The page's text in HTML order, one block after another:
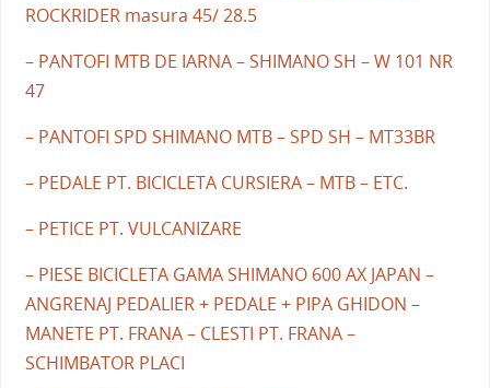
ROCKRIDER masura 45/ 28.5
– PANTOFI MTB DE IARNA – SHIMANO SH – W 101 NR
47
– PANTOFI SPD SHIMANO MTB – SPD SH – MT33BR
– PEDALE PT. BICICLETA CURSIERA – MTB – ETC.
– PETICE PT. VULCANIZARE
– PIESE BICICLETA GAMA SHIMANO 600 AX JAPAN –
ANGRENAJ PEDALIER + PEDALE + PIPA GHIDON –
MANETE PT. FRANA – CLESTI PT. FRANA –
SCHIMBATOR PLACI